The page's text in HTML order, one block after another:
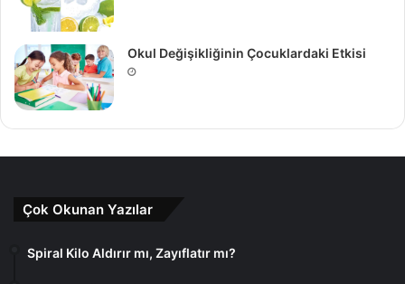
Okul Değişikliğinin Çocuklardaki Etkisi
Çok Okunan Yazılar
Spiral Kilo Aldırır mı, Zayıflatır mı?